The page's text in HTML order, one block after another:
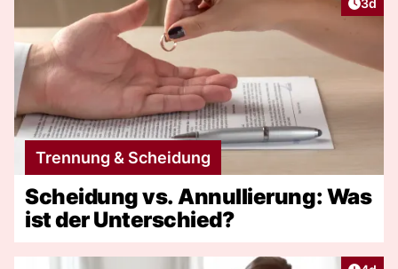
3d
Trennung & Scheidung
Scheidung vs. Annullierung: Was
ist der Unterschied?